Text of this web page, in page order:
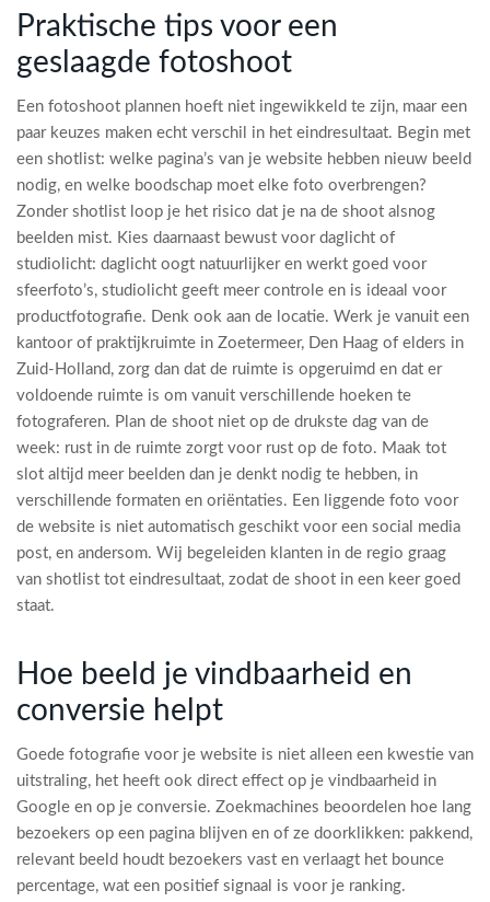
Praktische tips voor een
geslaagde fotoshoot
Een fotoshoot plannen hoeft niet ingewikkeld te zijn, maar een
paar keuzes maken echt verschil in het eindresultaat. Begin met
een shotlist: welke pagina’s van je website hebben nieuw beeld
nodig, en welke boodschap moet elke foto overbrengen?
Zonder shotlist loop je het risico dat je na de shoot alsnog
beelden mist. Kies daarnaast bewust voor daglicht of
studiolicht: daglicht oogt natuurlijker en werkt goed voor
sfeerfoto’s, studiolicht geeft meer controle en is ideaal voor
productfotografie. Denk ook aan de locatie. Werk je vanuit een
kantoor of praktijkruimte in Zoetermeer, Den Haag of elders in
Zuid-Holland, zorg dan dat de ruimte is opgeruimd en dat er
voldoende ruimte is om vanuit verschillende hoeken te
fotograferen. Plan de shoot niet op de drukste dag van de
week: rust in de ruimte zorgt voor rust op de foto. Maak tot
slot altijd meer beelden dan je denkt nodig te hebben, in
verschillende formaten en oriëntaties. Een liggende foto voor
de website is niet automatisch geschikt voor een social media
post, en andersom. Wij begeleiden klanten in de regio graag
van shotlist tot eindresultaat, zodat de shoot in een keer goed
staat.
Hoe beeld je vindbaarheid en
conversie helpt
Goede fotografie voor je website is niet alleen een kwestie van
uitstraling, het heeft ook direct effect op je vindbaarheid in
Google en op je conversie. Zoekmachines beoordelen hoe lang
bezoekers op een pagina blijven en of ze doorklikken: pakkend,
relevant beeld houdt bezoekers vast en verlaagt het bounce
percentage, wat een positief signaal is voor je ranking.